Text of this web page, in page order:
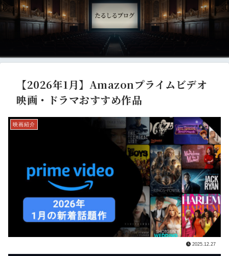
【2026年1月】Amazonプライムビデオ
映画・ドラマおすすめ作品
映画紹介
2025.12.27